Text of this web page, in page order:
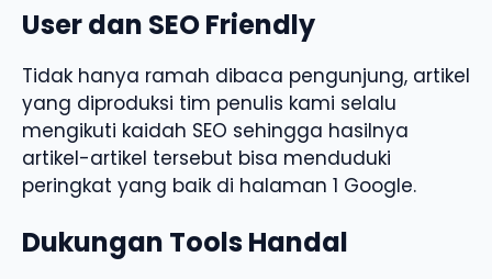
User dan SEO Friendly
Tidak hanya ramah dibaca pengunjung, artikel
yang diproduksi tim penulis kami selalu
mengikuti kaidah SEO sehingga hasilnya
artikel-artikel tersebut bisa menduduki
peringkat yang baik di halaman 1 Google.
Dukungan Tools Handal